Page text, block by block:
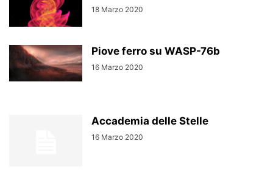
18 Marzo 2020
Piove ferro su WASP-76b
16 Marzo 2020
Accademia delle Stelle
16 Marzo 2020